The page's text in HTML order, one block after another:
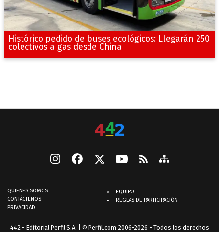
Histórico pedido de buses ecológicos: Llegarán 250
colectivos a gas desde China
QUIENES SOMOS
CONTÁCTENOS
PRIVACIDAD
EQUIPO
REGLAS DE PARTICIPACIÓN
442 - Editorial Perfil S.A. | © Perfil.com 2006-2026 - Todos los derechos